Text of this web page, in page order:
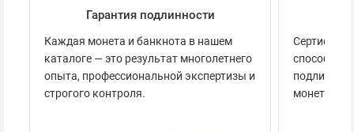
Гарантия подлинности
Каждая монета и банкнота в нашем
каталоге — это результат многолетнего
опыта, профессиональной экспертизы и
строгого контроля.
способов
монеты.